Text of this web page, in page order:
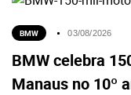
BMW 03/08/2026
BMW celebra
Manaus no 10º